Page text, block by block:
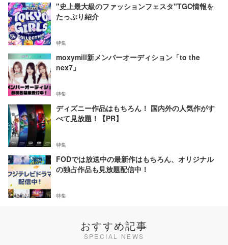
"史上最大級のファッションフェスタ"TGC情報を
たっぷり紹介
特集
moxymill新メンバーオーディション「to the
nex7」
特集
ディズニー作品はもちろん！ 国内外の人気作がす
べて見放題！【PR】
特集
FODでは放送中の最新作はもちろん、オリジナル
の独占作品も見放題配信中！
特集
おすすめ記事
SPECIAL NEWS